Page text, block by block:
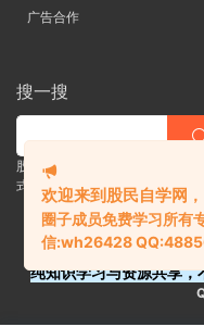
广告合作
搜一搜
股票 |直播| 外汇| 期货 |金融理财
式学习平台
纯知识学习与资源共享
欢迎来到股民自学网 ，
圈子成员免费学习所有
信:wh26428